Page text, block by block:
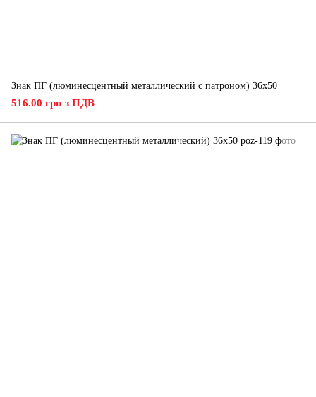
Знак ПГ (люминесцентный металлический с патроном) 36х50
516.00 грн з ПДВ